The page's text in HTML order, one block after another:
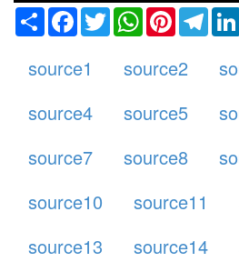
ShareFacebook
TwitterWhatsApp
source1 source2
source4
source5
source7
source8
source10
source11
source13
source14